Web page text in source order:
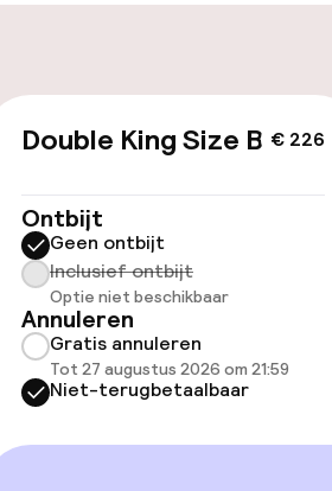
€ 226
Double King Size Bed
Ontbijt
Geen ontbijt
Inclusief ontbijt
Optie niet beschikbaar
Annuleren
Gratis annuleren
Tot 27 augustus 2026 om 21:59
Niet-terugbetaalbaar